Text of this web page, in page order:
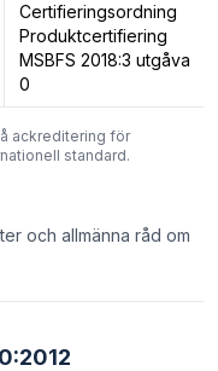
Certifieringsordning
Produktcertifiering
MSBFS 2018:3 utgåva
0
ackreditering för
standard.
och allmänna råd om